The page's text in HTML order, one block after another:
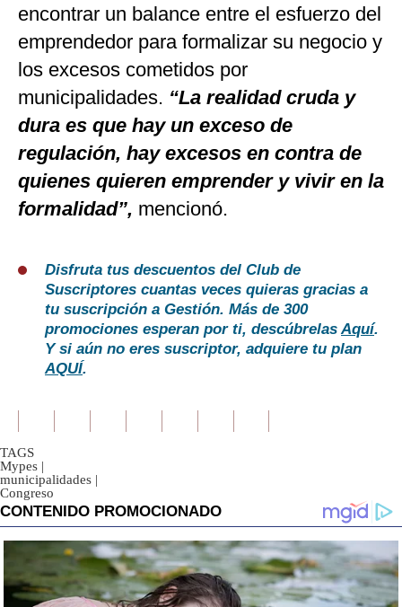
encontrar un balance entre el esfuerzo del
emprendedor para formalizar su negocio y
los excesos cometidos por
municipalidades. “La realidad cruda y
dura es que hay un exceso de
regulación, hay excesos en contra de
quienes quieren emprender y vivir en la
formalidad”, mencionó.
Disfruta tus descuentos del Club de
Suscriptores cuantas veces quieras gracias a
tu suscripción a Gestión. Más de 300
promociones esperan por ti, descúbrelasAquí.
Y si aún no eres suscriptor, adquiere tu plan
AQUÍ.
TAGS
Mypes |
municipalidades |
Congreso